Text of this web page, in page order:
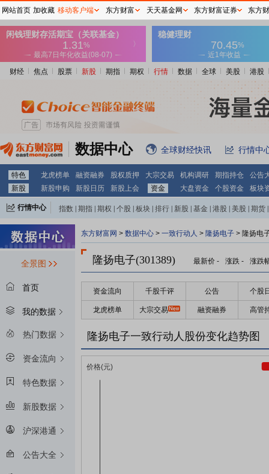
财经 焦点 股票 新股 期指 期权 行情 数据 全球 美股 港股
数据中心 全球财经快讯 行情中
特色 龙虎榜单 融资融券 股权质押 大宗交易 机构调研 期指持仓
公告
新股
新股申购 新股日历 新股上会 资金 大盘资金 个股资金 板块
行情中心 指数 期指 期权 个股 板块 排行 新股 基金 港股 美股 期货
全景图
首页
我的数据
热门数据
资金流向
特色数据
新股数据
沪深港通
公告大全
东方财富网 > 数据中心 > 一致行动人 > 隆扬电子 > 隆扬电
隆扬电子(301389) 最新价 - 涨跌 - 涨跌
资金流向 千股千评 公告 个股
龙虎榜单 大宗交易 融资融券 高管
隆扬电子一致行动人股份变化趋势图
网站首页 加收藏 移动客户端 东方财富 天天基金网 东方财富证券 东方